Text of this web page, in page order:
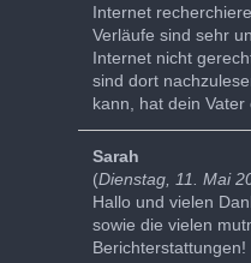
Internet
Verläufe sind sehr
Internet nicht
sind dort
kann, hat dein
Sarah
(Dienstag, 11. Mai
Hallo und vielen
sowie die vielen
Berichterstattungen!